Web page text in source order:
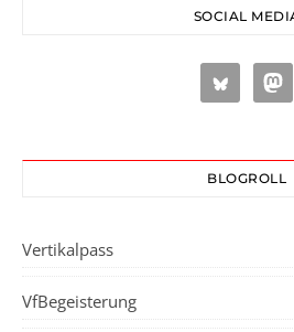
SOCIAL
BLOGROLL
Vertikalpass
VfBegeisterung